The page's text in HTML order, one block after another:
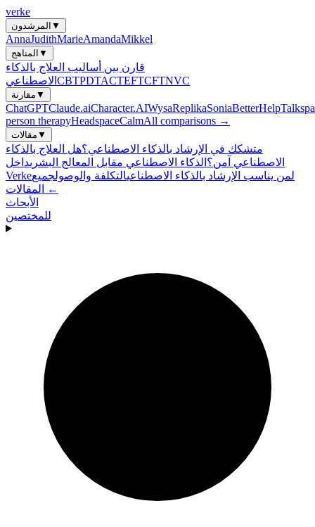
verke
المرشدون ▼
AnnaJudithMarieAmandaMikkel
المناهج ▼
قارن بين أساليب العلاج بالذكاء
الاصطناعي CBTPDTACTEFTCFTNVC
مقارنة ▼
ChatGPTClaude.aiCharacter.AIWysaReplikaSoniaBetterHelp
person therapyHeadspaceCalmAll comparisons →
مقالات ▼
متشكك في الإرشاد بالذكاء الاصطناعي؟هل العلاج بالذكاء
الاصطناعي آمن؟ الذكاء الاصطناعي مقابل المعالج البشريداخل
Verke
لمن يناسب الإرشاد بالذكاء الاصطناعيالتكلفة والوصولجميع
المقالات ←
الأبحاث
للمختصين